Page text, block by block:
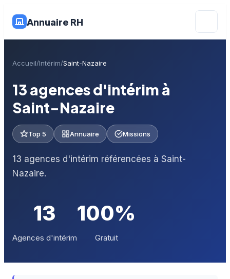
Annuaire RH
Accueil Intérim Saint-Nazaire
13 agences d'intérim à
Saint-Nazaire
Top 5 Annuaire Missions
13 agences d'intérim référencées à Saint-
Nazaire.
13
Agences d'intérim
100%
Gratuit